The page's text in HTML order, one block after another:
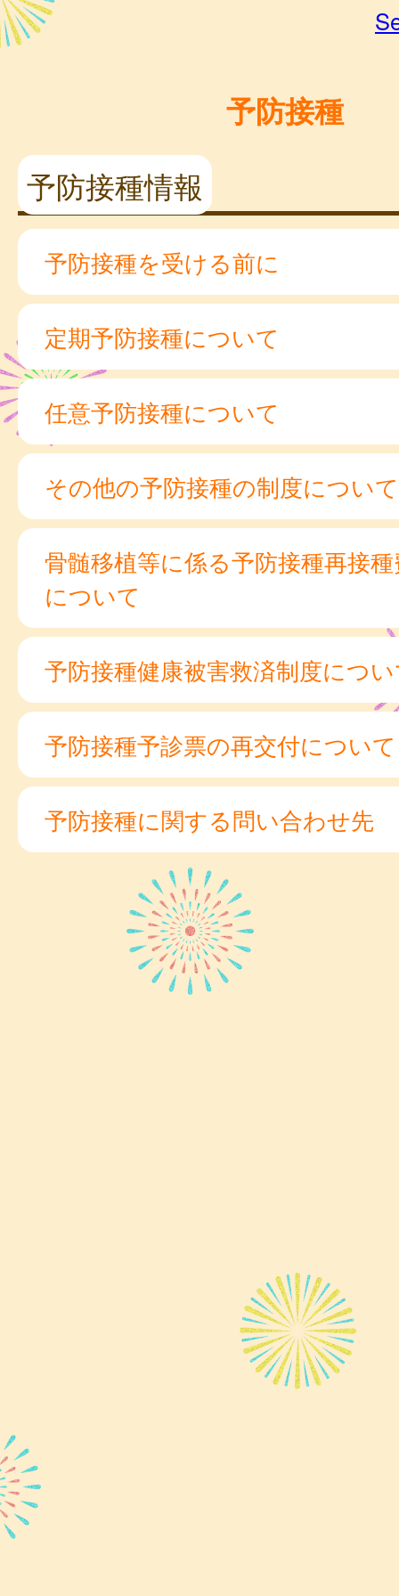
予防接種
予防接種情報
予防接種を受ける前に
定期予防接種について
任意予防接種について
その他の予防接種の制度について
骨髄移植等に係る予防接種再接
について
予防接種健康被害救済制度につ
予防接種予診票の再交付について
予防接種に関する問い合わせ先